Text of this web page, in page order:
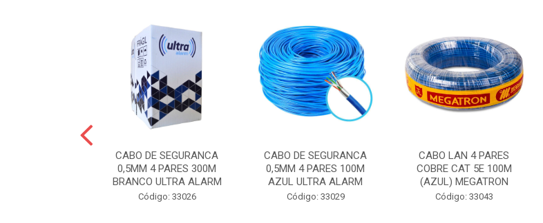
CABO DE SEGURANCA
0,5MM 4 PARES 300M
BRANCO ULTRA ALARM
Código: 33026
CABO DE SEGURANCA
0,5MM 4 PARES 100M
AZUL ULTRA ALARM
Código: 33029
CABO LAN 4 PARES
COBRE CAT 5E 100M
(AZUL) MEGATRON
Código: 33043